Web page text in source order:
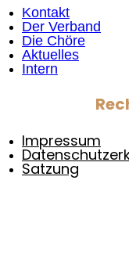
Kontakt
Der Verband
Die Chöre
Aktuelles
Intern
Impressum
Satzung